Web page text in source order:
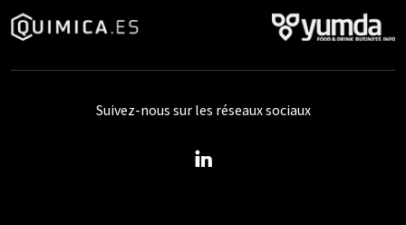
Suivez-nous sur les réseaux sociaux